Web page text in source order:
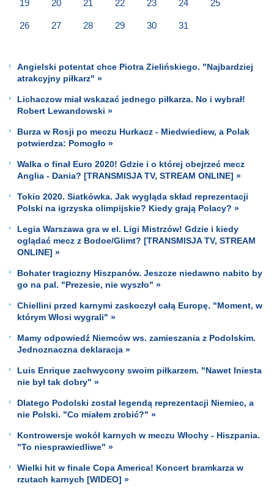
19 20 21 22 23 24 25
26 27 28 29 30 31
Angielski potentat chce Piotra Zielińskiego. "Najbardziej
atrakcyjny piłkarz" »
Lichaczow miał wskazać jednego piłkarza. No i wybrał!
Robert Lewandowski »
Burza w Rosji po meczu Hurkacz - Miedwiediew, a Polak
potwierdza: Pomogło »
Walka o finał Euro 2020! Gdzie i o której obejrzeć mecz
Anglia - Dania? [TRANSMISJA TV, STREAM ONLINE] »
Tokio 2020. Siatkówka. Jak wygląda skład reprezentacji
Polski na igrzyska olimpijskie? Kiedy grają Polacy? »
Legia Warszawa gra w el. Ligi Mistrzów! Gdzie i kiedy
oglądać mecz z Bodoe/Glimt? [TRANSMISJA TV, STREAM
ONLINE] »
Bohater tragiczny Hiszpanów. Jeszcze niedawno nabito by
go na pal. "Prezesie, nie wyszło" »
Chiellini przed karnymi zaskoczył całą Europę. "Moment, w
którym Włosi wygrali" »
Mamy odpowiedź Niemców ws. zamieszania z Podolskim.
Jednoznaczna deklaracja »
Luis Enrique zachwycony swoim piłkarzem. "Nawet Iniesta
nie był tak dobry" »
Dlatego Podolski został legendą reprezentacji Niemiec, a
nie Polski. "Co miałem zrobić?" »
Kontrowersje wokół karnych w meczu Włochy - Hiszpania.
"To niesprawiedliwe" »
Wielki hit w finale Copa America! Koncert bramkarza w
rzutach karnych [WIDEO] »